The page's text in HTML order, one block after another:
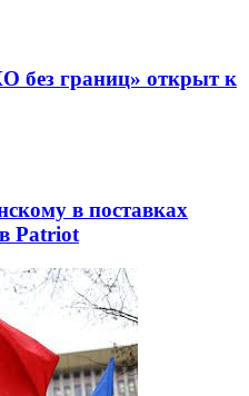
без границ» открыт к
в поставках
Patriot